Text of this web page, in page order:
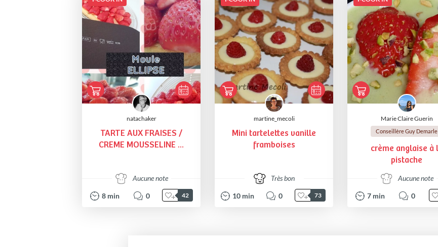
natachaker
TARTE AUX FRAISES /
CREME MOUSSELINE ...
Aucune note
8 min 0 42
martine_mecoli
Mini tartelettes vanille
framboises
Très bon
10 min 0 73
Marie Claire Guerin
Conseillère Guy Demarle
crème anglaise à
pistache
Aucune note
7 min 0